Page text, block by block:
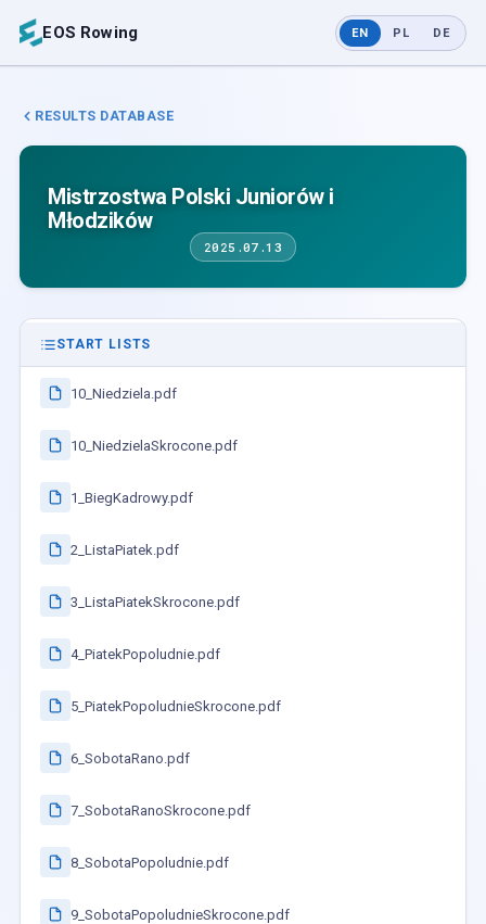
EOS Rowing EN PL DE
RESULTS DATABASE
Mistrzostwa Polski Juniorów i
Młodzików
2025.07.13
START LISTS
10_Niedziela.pdf
10_NiedzielaSkrocone.pdf
1_BiegKadrowy.pdf
2_ListaPiatek.pdf
3_ListaPiatekSkrocone.pdf
4_PiatekPopoludnie.pdf
5_PiatekPopoludnieSkrocone.pdf
6_SobotaRano.pdf
7_SobotaRanoSkrocone.pdf
8_SobotaPopoludnie.pdf
9_SobotaPopoludnieSkrocone.pdf